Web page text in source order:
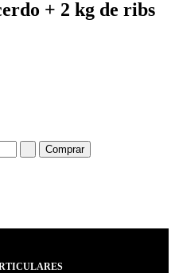
+ 2 kg de ribs